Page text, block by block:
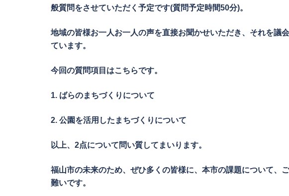
般質問をさせていただく予定です(質問予定時間50分)。
地域の皆様お一人お一人の声を直接お聞かせいただき、それを議
ています。
今回の質問項目はこちらです。
1. ばらのまちづくりについて
2. 公園を活用したまちづくりについて
以上、2点について問い質してまいります。
福山市の未来のため、ぜひ多くの皆様に、本市の課題について、
難いです。